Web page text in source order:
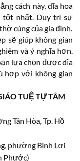
cách này, dĩa hoa
tốt nhất. Duy trì sự
cúng của gia đình.
sẽ giúp không gian
và ý nghĩa hơn.
lựa chọn được dĩa
hợp với không gian
TUỆ TỰ TÂM
Tân Hòa, Tp. Hồ
phường Bình Lợi
Phước)